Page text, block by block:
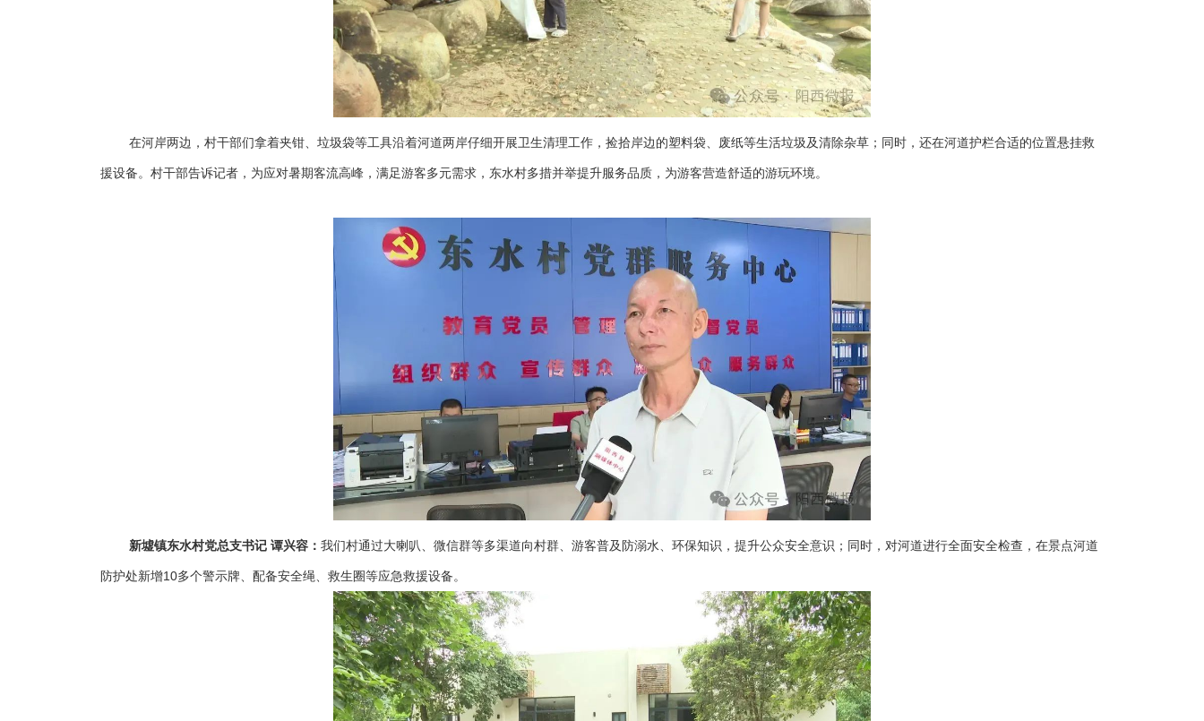
在河岸两边，村干部们拿着夹钳、垃圾袋等工具沿着河道两岸仔细开展卫生清理工作，捡拾岸边的塑料袋、废纸等生活垃圾及清除杂草；同时，还在河道护栏合适的位置悬挂救
援设备。村干部告诉记者，为应对暑期客流高峰，满足游客多元需求，东水村多措并举提升服务品质，为游客营造舒适的游玩环境。
新墟镇东水村党总支书记 谭兴容： 我们村通过大喇叭、微信群等多渠道向村群、游客普及防溺水、环保知识，提升公众安全意识；同时，对河道进行全面安全检查，在景点河道
防护处新增10多个警示牌、配备安全绳、救生圈等应急救援设备。